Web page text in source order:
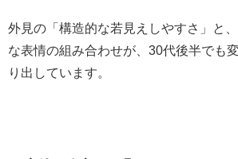
外見の「構造的な若見えしやすさ」と
な表情の組み合わせが、30代後半でも
り出しています。